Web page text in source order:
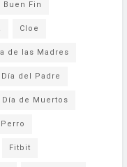
Buen Fin
Cloe
de las Madres
Día del Padre
Día de Muertos
Fitbit